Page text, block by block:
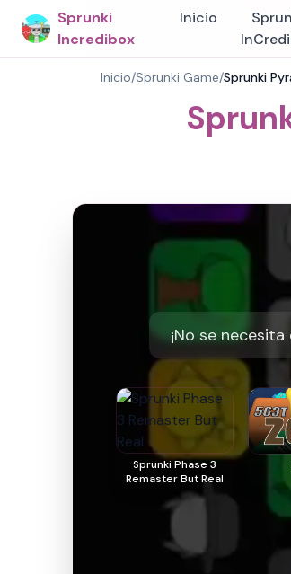
Sprunki
Incredibox
Inicio
Inicio/Sprunki Game/Sprunki
¡No se
Sprunki Phase 3
Remaster But Real